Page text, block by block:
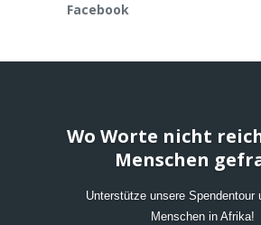
Facebook
Wo Worte nicht
Menschen
Unterstütze unsere Spendentour
Menschen in Afrika!